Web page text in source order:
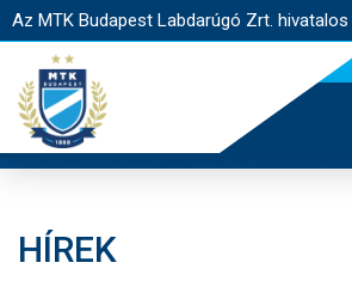
Az MTK Budapest Labdarúgó Zrt.
HÍREK